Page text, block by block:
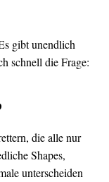
gibt unendlich
schnell die Frage:
die alle nur
Shapes,
unterscheiden